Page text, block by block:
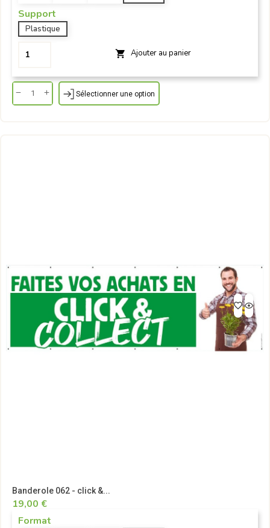
Support
Plastique
 Ajouter au panier
Sélectionner une option
Banderole 062 - click &...
19,00 €
Format